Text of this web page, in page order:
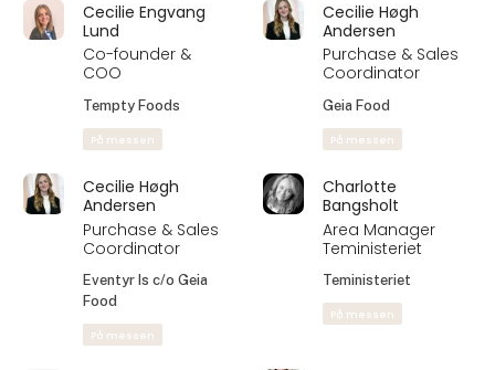
Cecilie Engvang
Lund
Co-founder &
COO
Tempty Foods
På messen
Cecilie Høgh
Andersen
Purchase & Sales
Coordinator
Geia Food
På messen
Cecilie Høgh
Andersen
Purchase & Sales
Coordinator
Eventyr Is c/o Geia
Food
På messen
Charlotte
Bangsholt
Area Manager
Teministeriet
Teministeriet
På messen